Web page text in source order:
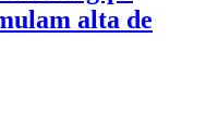
alta de